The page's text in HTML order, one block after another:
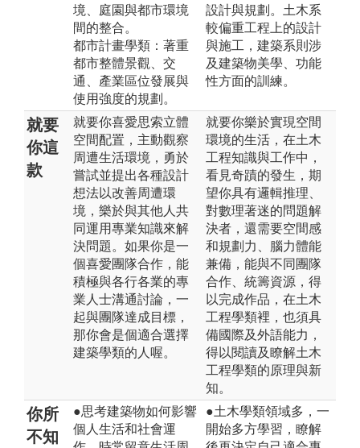
境、庭園與都市環境
間的整合。
都市計畫學類：著重
都市整體景觀、交
通、產業區位發展與
使用強度的規劃。
設計與規劃。土木系
較偏重工程上的設計
與施工，建築系則涉
及建築物美學、功能
性方面的訓練。
就要
你這
款
就要你喜愛思索立體
空間配置，主動觀察
周遭生活環境，勇於
嘗試並提出各種設計
想法以改善周遭環
境，樂於與其他人共
同運用專業知識來解
決問題。如果你是一
個喜愛團隊合作，能
積極與各行各業的專
業人士溝通討論，一
起與團隊達成目標，
那你會是個適合選擇
建築學類的人喔。
就要你樂於實現空間
環境的生活，在土木
工程知識與工作中，
看見奇蹟的發生，期
望你具有邏輯推理、
對數理著迷的問題解
決者，還需要空間感
和規劃力、腦力體能
兼備，能與不同團隊
合作、統籌資源，得
以完成作品，在土木
工程學類裡，也須具
備國際及外語能力，
得以閱讀及瞭解土木
工程學類的原理與新
知。
你所
不知
●思考建築物如何影響
個人生活和社會運
●土木學類領域多，一
開始多方學習，瞭解